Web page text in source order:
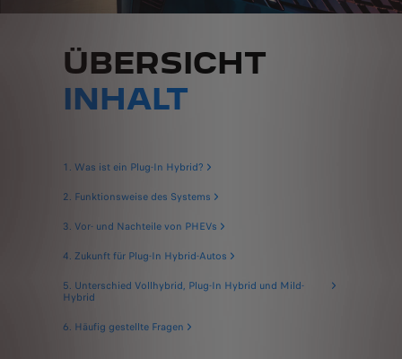
ÜBERSICHT
INHALT
1. Was ist ein Plug-In Hybrid?
2. Funktionsweise des Systems
3. Vor- und Nachteile von PHEVs
4. Zukunft für Plug-In Hybrid-Autos
5. Unterschied Vollhybrid, Plug-In Hybrid und Mild-
Hybrid
6. Häufig gestellte Fragen